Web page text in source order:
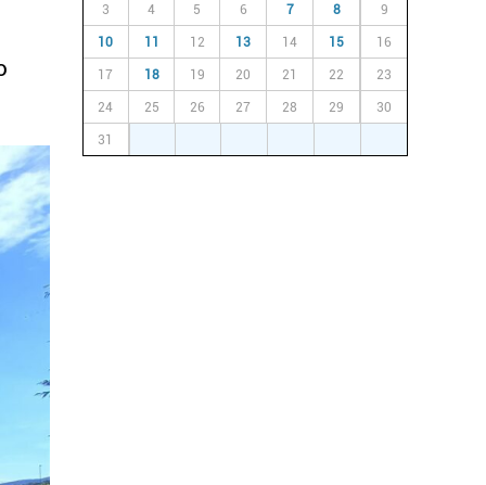
3 4 5 6 7 8 9
10 11 12 13 14 15 16
17 18 19 20 21 22 23
24 25 26 27 28 29 30
31